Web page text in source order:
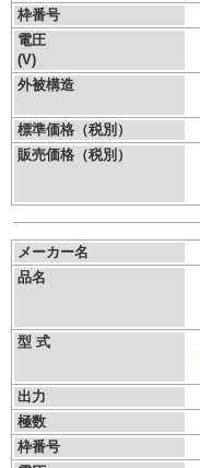
枠番号
電圧
(V)
外被構造
標準価格（税別）
販売価格（税別）
メーカー名
品名
型 式
出力
極数
枠番号